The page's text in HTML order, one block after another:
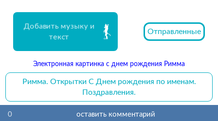
Добавить музыку и
текст
Отправленные
Электронная картинка с днем рождения Римма
Римма. Открытки С Днем рождения по именам.
Поздравления.
0 оставить комментарий